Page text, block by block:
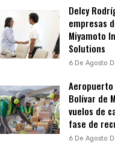
Delcy
empresas
Miyamoto
Solutions
6 De Agosto
Bolívar de
vuelos de
fase de
6 De Agosto